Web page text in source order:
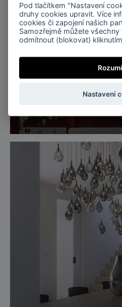
Pod tlačítkem "Nastavení
druhy cookies upravit. Více
cookies či zapojení našich
Samozřejmě můžete
odmítnout (blokovat) kliknutím
Nastavení